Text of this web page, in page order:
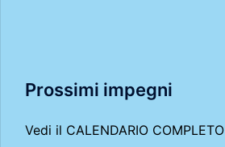
Prossimi impegni
Vedi il CALENDARIO COMPLETO